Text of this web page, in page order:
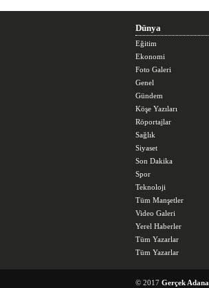
Dünya
Eğitim
Ekonomi
Foto Galeri
Genel
Gündem
Köşe Yazıları
Röportajlar
Sağlık
Siyaset
Son Dakika
Spor
Teknoloji
Tüm Manşetler
Video Galeri
Yerel Haberler
Tüm Yazarlar
Tüm Yazarlar
© 2017 Gerçek Adana